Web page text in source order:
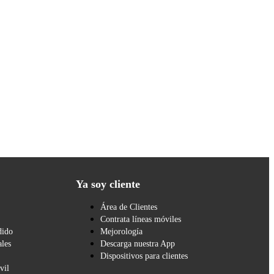
Ya soy cliente
Área de Clientes
Contrata líneas móviles
Mejorología
Descarga nuestra App
Dispositivos para clientes